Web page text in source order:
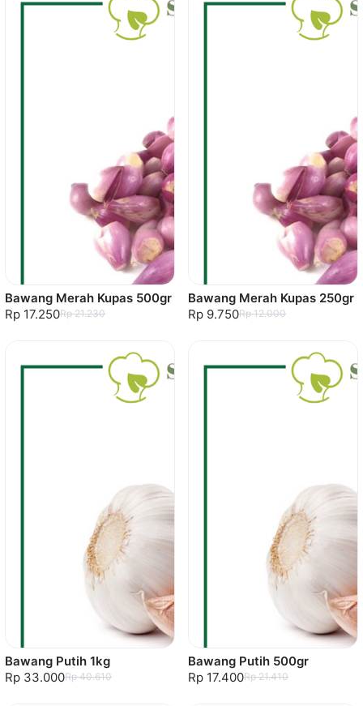
Bawang Merah Kupas 500gr
Rp 17.250Rp 21.230
Bawang Merah Kupas 250gr
Rp 9.750Rp 12.000
Bawang Putih 1kg
Rp 33.000Rp 40.610
Bawang Putih 500gr
Rp 17.400Rp 21.410